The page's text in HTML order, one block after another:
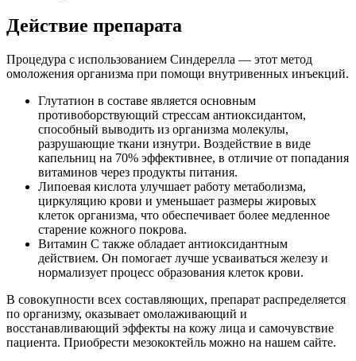
Действие препарата
Процедура с использованием Синдерелла — этот метод
омоложения организма при помощи внутривенных инъекций.
Глутатион в составе является основным
противоборствующий стрессам антиоксидантом,
способный выводить из организма молекулы,
разрушающие ткани изнутри. Воздействие в виде
капельниц на 70% эффективнее, в отличие от попадания
витаминов через продукты питания.
Липоевая кислота улучшает работу метаболизма,
циркуляцию крови и уменьшает размеры жировых
клеток организма, что обеспечивает более медленное
старение кожного покрова.
Витамин С также обладает антиоксидантным
действием. Он помогает лучше усваиваться железу и
нормализует процесс образования клеток крови.
В совокупности всех составляющих, препарат распределяется
по организму, оказывает омолаживающий и
восстанавливающий эффекты на кожу лица и самочувствие
пациента. Приобрести мезококтейль можно на нашем сайте.